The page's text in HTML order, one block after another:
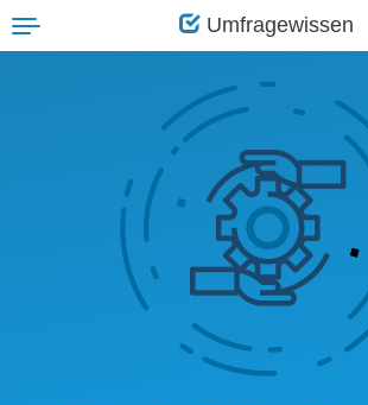
Toggle
Umfragewissen